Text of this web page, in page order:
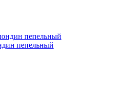
пепельный